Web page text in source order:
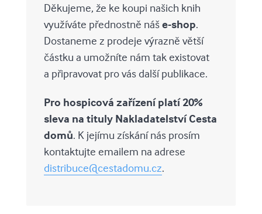
Děkujeme, že ke koupi našich knih
využíváte přednostně náše-shop.
Dostaneme z prodeje výrazně větší
částku a umožníte nám tak existovat
a připravovat pro vás další publikace.
Pro hospicová zařízení platí 20%
sleva na tituly Nakladatelství Cesta
domů. K jejímu získání nás prosím
kontaktujte emailem na adrese
distribuce@cestadomu.cz.